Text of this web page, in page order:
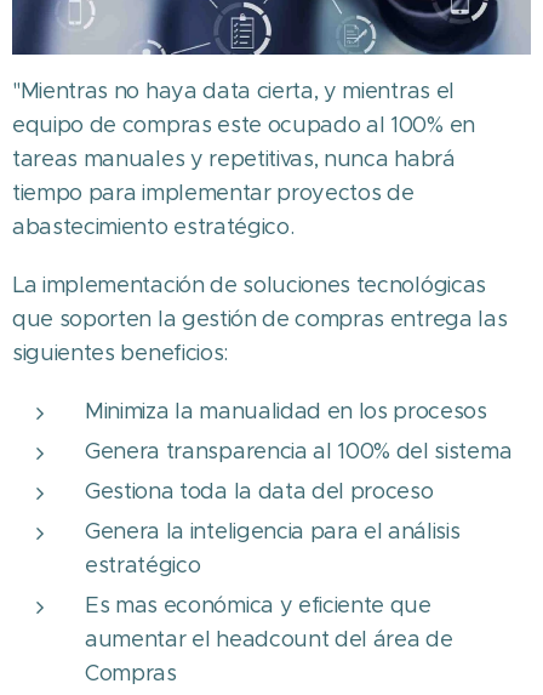
"Mientras no haya data cierta, y mientras el
equipo de compras este ocupado al 100% en
tareas manuales y repetitivas, nunca habrá
tiempo para implementar proyectos de
abastecimiento estratégico.
La implementación de soluciones tecnológicas
que soporten la gestión de compras entrega las
siguientes beneficios:
Minimiza la manualidad en los procesos
Genera transparencia al 100% del sistema
Gestiona toda la data del proceso
Genera la inteligencia para el análisis
estratégico
Es mas económica y eficiente que
aumentar el headcount del área de
Compras